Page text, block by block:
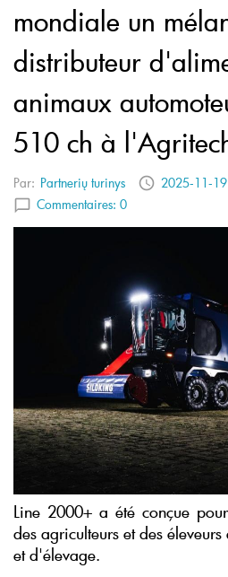
mondiale un
distributeur
animaux
510 ch à
Par: Partnerių turinys
2025-11-
Commentaires: 0
Line 2000+ a été conçue
des agriculteurs et des
et d'élevage.